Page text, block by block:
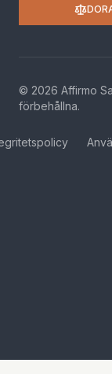
© 2026 Affirmo
förbehållna.